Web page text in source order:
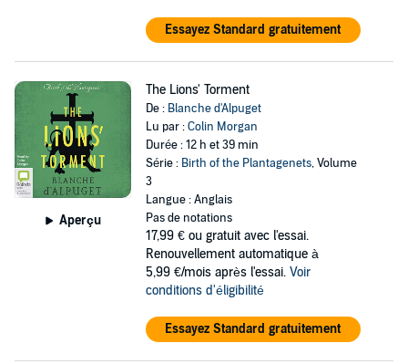
Essayez Standard gratuitement
Aperçu
The Lions' Torment
De : Blanche d'Alpuget
Lu par :Colin Morgan
Durée : 12 h et 39 min
Série : Birth of the Plantagenets, Volume
3
Langue : Anglais
Pas de notations
17,99 € ou gratuit avec l'essai.
Renouvellement automatique à
5,99 €/mois après l'essai. Voir
conditions d'éligibilité
Essayez Standard gratuitement